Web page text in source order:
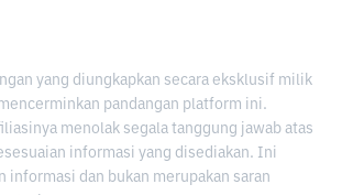
yang diungkapkan secara eksklusif milik
pandangan platform ini.
menolak segala tanggung jawab atas
informasi yang disediakan. Ini
informasi dan bukan merupakan saran